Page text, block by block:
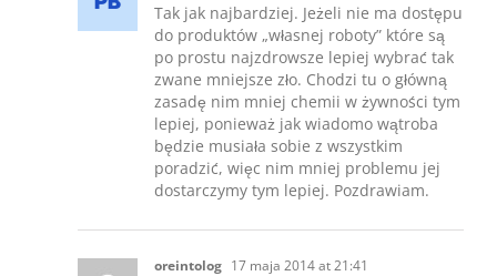
Tak jak najbardziej. Jeżeli nie ma dostępu
do produktów „własnej roboty” które są
po prostu najzdrowsze lepiej wybrać tak
zwane mniejsze zło. Chodzi tu o główną
zasadę nim mniej chemii w żywności tym
lepiej, ponieważ jak wiadomo wątroba
będzie musiała sobie z wszystkim
poradzić, więc nim mniej problemu jej
dostarczymy tym lepiej. Pozdrawiam.
oreintolog 17 maja 2014 at 21:41